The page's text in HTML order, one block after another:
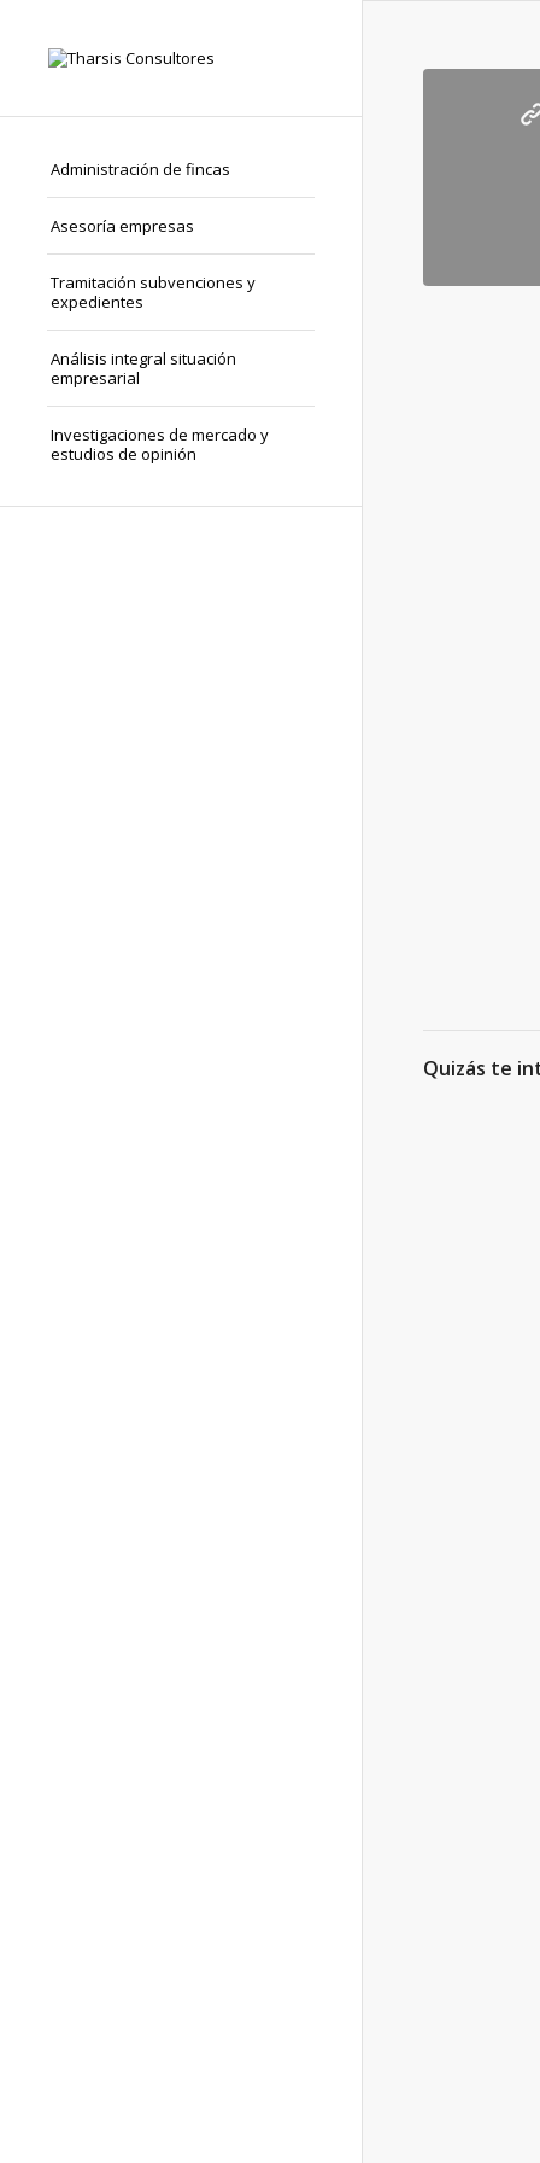
Administración de fincas
Asesoría empresas
Tramitación subvenciones y
expedientes
Análisis integral situación
empresarial
Investigaciones de mercado y
estudios de opinión
Quizás te